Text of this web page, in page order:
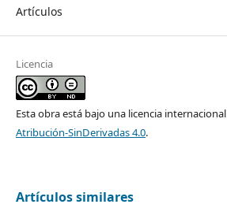
Artículos
Licencia
Esta obra está bajo una licencia internacional
Atribución-SinDerivadas 4.0.
Artículos similares